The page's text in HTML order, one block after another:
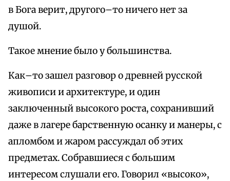
в Бога верит, другого–то ничего нет за
душой.
Такое мнение было у большинства.
Как–то зашел разговор о древней русской
живописи и архитектуре, и один
заключенный высокого роста, сохранивший
даже в лагере барственную осанку и манеры, с
апломбом и жаром рассуждал об этих
предметах. Собравшиеся с большим
интересом слушали его. Говорил «высоко»,